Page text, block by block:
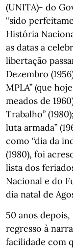
(UNITA)- do
“sido
História
as datas a
libertação
Dezembro
MPLA” (que
meados de
Trabalho”
luta armada”
como “dia da
(1980), foi
lista dos
Nacional e do
dia natal de
50 anos
regresso à
facilidade com